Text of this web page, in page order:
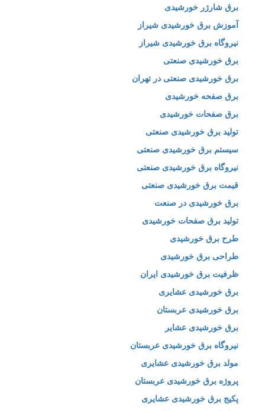
برق شارژر خورشیدی
آموزش برق خورشیدی شیراز
نیروگاه برق خورشیدی شیراز
برق خورشیدی صنعتی
برق خورشیدی صنعتی در تهران
برق صفحه خورشیدی
برق صفحات خورشیدی
تولید برق خورشیدی صنعتی
سیستم برق خورشیدی صنعتی
نیروگاه برق خورشیدی صنعتی
قیمت برق خورشیدی صنعتی
برق خورشیدی در صنعت
تولید برق صفحات خورشیدی
طرح برق خورشیدی
طراحی برق خورشیدی
ظرفیت برق خورشیدی ایران
برق خورشیدی عشایری
برق خورشیدی عربستان
برق خورشیدی عشایر
نیروگاه برق خورشیدی عربستان
مولد برق خورشیدی عشایری
پروژه برق خورشیدی عربستان
پکیج برق خورشیدی عشایری